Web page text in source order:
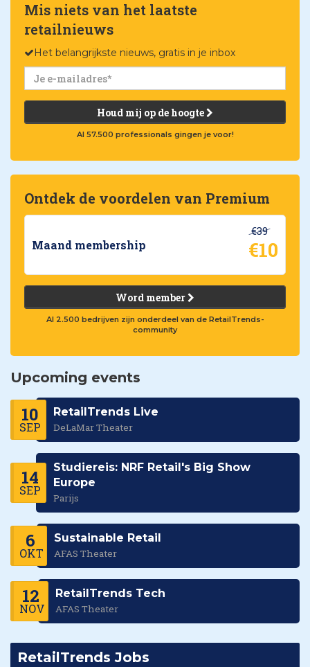
Mis niets van het laatste
retailnieuws
Het belangrijkste nieuws, gratis in je inbox
Houd mij op de hoogte
Al 57.500 professionals gingen je voor!
Ontdek de voordelen van Premium
Maand membership
€39
€10
Word member
Al 2.500 bedrijven zijn onderdeel van de RetailTrends-
community
Upcoming events
10
SEP
RetailTrends Live
DeLaMar Theater
14
SEP
Studiereis: NRF Retail's Big Show
Europe
Parijs
6
OKT
Sustainable Retail
AFAS Theater
12
NOV
RetailTrends Tech
AFAS Theater
RetailTrends Jobs